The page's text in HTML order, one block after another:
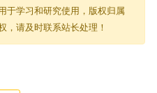
于学习和研究使用，版权归属
，请及时联系站长处理！